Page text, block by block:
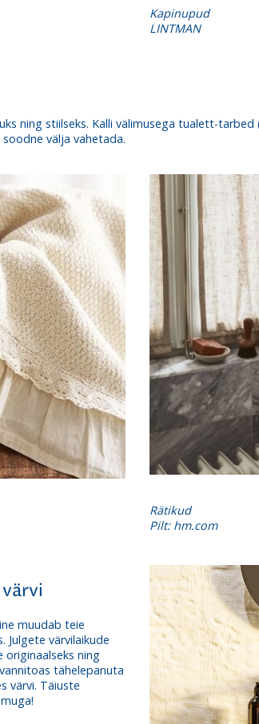
Kapinupud
LINTMAN
ning stiilseks. Kalli välimusega tualett-
välja vahetada.
Rätikud
Pilt: hm.com
muudab teie
Julgete värvilaikude
originaalseks ning
tähelepanuta
värvi. Täiuste
!